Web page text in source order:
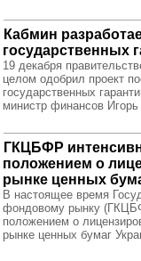
Кабмин
государственных
19 декабря
целом одобрил проект
государственных
министр финансов
ГКЦБФР
положением о
рынке ценных
В настоящее время
фондовому рынку
положением о
рынке ценных бумаг